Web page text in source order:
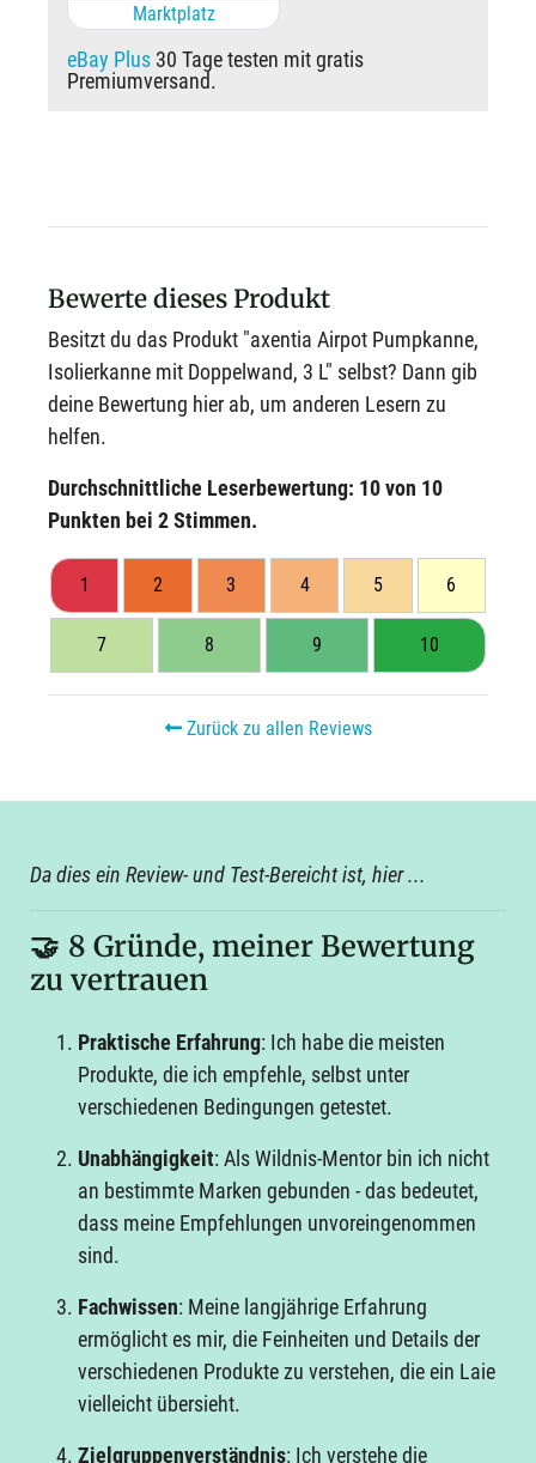
Marktplatz
eBay Plus 30 Tage testen mit gratis
Premiumversand.
Bewerte dieses Produkt
Besitzt du das Produkt "axentia Airpot Pumpkanne,
Isolierkanne mit Doppelwand, 3 L" selbst? Dann gib
deine Bewertung hier ab, um anderen Lesern zu
helfen.
Durchschnittliche Leserbewertung: 10von 10
Punkten bei 2Stimmen.
1 2 3 4 5 6
7 8 9 10
Zurück zu allen Reviews
Da dies ein Review- und Test-Bereicht ist, hier ...
🤝 8 Gründe, meiner Bewertung
zu vertrauen
Praktische Erfahrung: Ich habe die meisten
Produkte, die ich empfehle, selbst unter
verschiedenen Bedingungen getestet.
Unabhängigkeit: Als Wildnis-Mentor bin ich nicht
an bestimmte Marken gebunden - das bedeutet,
dass meine Empfehlungen unvoreingenommen
sind.
Fachwissen: Meine langjährige Erfahrung
ermöglicht es mir, die Feinheiten und Details der
verschiedenen Produkte zu verstehen, die ein Laie
vielleicht übersieht.
Zielgruppenverständnis: Ich verstehe die